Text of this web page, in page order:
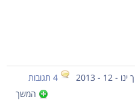
12 - 2013
4 תגובות
המשך